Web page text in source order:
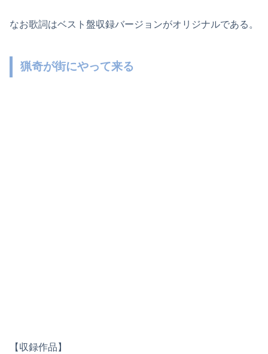
なお歌詞はベスト盤収録バージョンがオリジナルである。
猟奇が街にやって来る
【収録作品】